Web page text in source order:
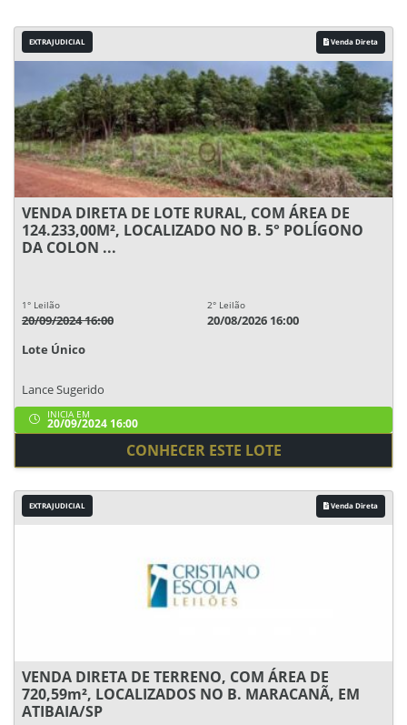
EXTRAJUDICIAL Venda Direta
VENDA DIRETA DE LOTE RURAL, COM ÁREA DE
124.233,00M², LOCALIZADO NO B. 5° POLÍGONO
DA COLON ...
1° Leilão
20/09/2024 16:00
2° Leilão
20/08/2026 16:00
Lote Único
Lance Sugerido
INICIA EM
20/09/2024 16:00
CONHECER ESTE LOTE
EXTRAJUDICIAL Venda Direta
VENDA DIRETA DE TERRENO, COM ÁREA DE
720,59m², LOCALIZADOS NO B. MARACANÃ, EM
ATIBAIA/SP